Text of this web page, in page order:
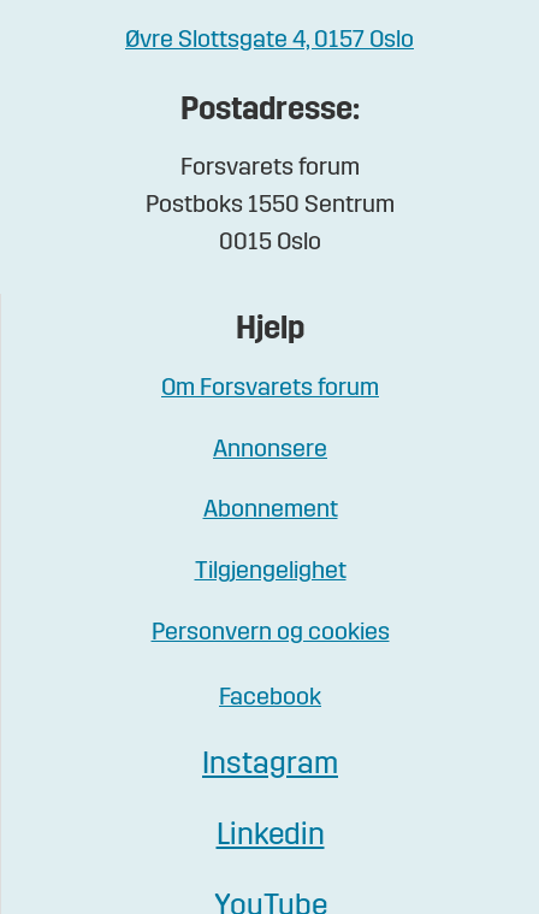
Øvre Slottsgate 4, 0157 Oslo
Postadresse:
Forsvarets forum
Postboks 1550 Sentrum
0015 Oslo
Hjelp
Om Forsvarets forum
Annonsere
Abonnement
Tilgjengelighet
Personvern og cookies
Facebook
Instagram
Linkedin
YouTube